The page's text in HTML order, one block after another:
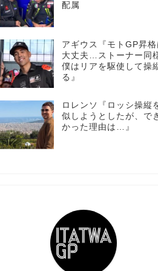
配属
アギウス『モトGP昇格
大丈夫…ストーナー同
僕はリアを駆使して操
る』
ロレンソ『ロッシ操縦
似しようとしたが、で
かった理由は…』